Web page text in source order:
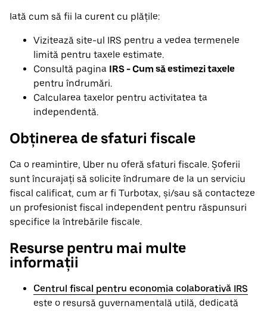
Iată cum să fii la curent cu plățile:
Vizitează site-ul IRS pentru a vedea termenele
limită pentru taxele estimate.
Consultă pagina IRS - Cum să estimezi taxele
pentru îndrumări.
Calcularea taxelor pentru activitatea ta
independentă.
Obținerea de sfaturi fiscale
Ca o reamintire, Uber nu oferă sfaturi fiscale. Șoferii
sunt încurajați să solicite îndrumare de la un serviciu
fiscal calificat, cum ar fi Turbotax, și/sau să contacteze
un profesionist fiscal independent pentru răspunsuri
specifice la întrebările fiscale.
Resurse pentru mai multe
informații
Centrul fiscal pentru economia colaborativă IRS
este o resursă guvernamentală utilă, dedicată